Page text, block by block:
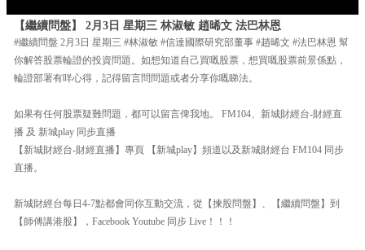
【繼續問盤】 2月3日 星期三 林淑敏 趙晞文 法巴林恩
#繼續問盤 2月3日 星期三 #林淑敏 #信達國際研究部董事 #趙晞文 #法巴林恩 幫
你解答股票輪證的投資問題。如想知道自己買嘅股票，想買嘅股票前景係點，
輪證部署有咩心得，記得留言問問題或者分享你嘅睇法。
如果有任何股票疑難問題，都可以留言俾我地。 FM104、新城財經台-財經直
播 及 新城play 同步直播
【新城財經台-財經直播】專頁 【新城play】頻道以及新城財經台 FM104 同步
直播。
新城財經台每日4-7點都會同你互動交流，從【揀股問盤】、【繼續問盤】到
【師傅講港股】，Facebook Youtube 同步 Live！！！